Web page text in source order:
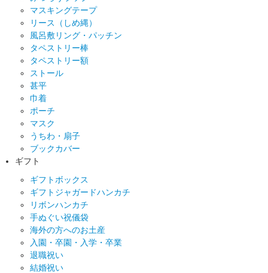
マスキングテープ
リース（しめ縄）
風呂敷リング・パッチン
タペストリー棒
タペストリー額
ストール
甚平
巾着
ポーチ
マスク
うちわ・扇子
ブックカバー
ギフト
ギフトボックス
ギフトジャガードハンカチ
リボンハンカチ
手ぬぐい祝儀袋
海外の方へのお土産
入園・卒園・入学・卒業
退職祝い
結婚祝い